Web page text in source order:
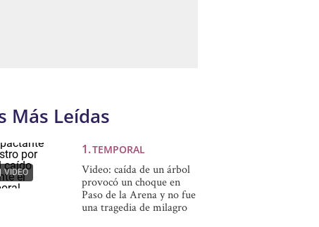
Más Leídas
VIDEO
TEMPORAL
Video: caída de un árbol
provocó un choque en
Paso de la Arena y no fue
una tragedia de milagro